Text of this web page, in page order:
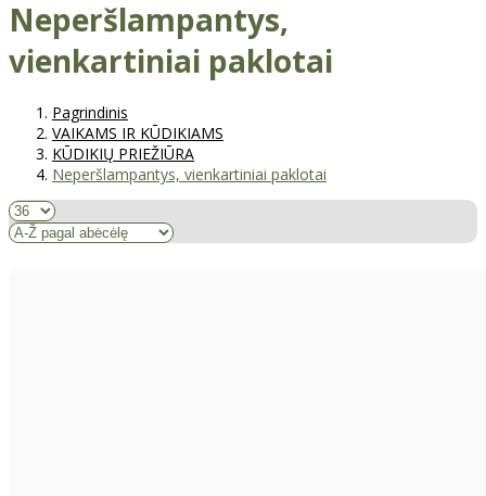
Neperšlampantys,
vienkartiniai paklotai
Pagrindinis
VAIKAMS IR KŪDIKIAMS
KŪDIKIŲ PRIEŽIŪRA
Neperšlampantys, vienkartiniai paklotai